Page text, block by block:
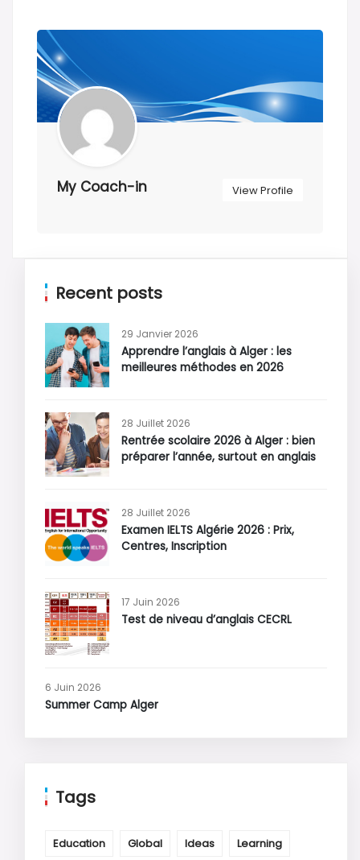
My Coach-in View Profile
Recent posts
29 Janvier 2026
Apprendre l’anglais à Alger : les
meilleures méthodes en 2026
28 Juillet 2026
Rentrée scolaire 2026 à Alger : bien
préparer l’année, surtout en anglais
28 Juillet 2026
Examen IELTS Algérie 2026 : Prix,
Centres, Inscription
17 Juin 2026
Test de niveau d’anglais CECRL
6 Juin 2026
Summer Camp Alger
Tags
Education Global Ideas Learning